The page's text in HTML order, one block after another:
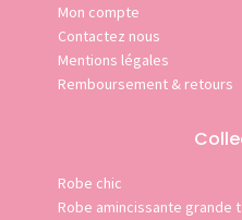
Mon compte
Contactez nous
Mentions légales
Remboursement & retours
Robe chic
Robe amincissante grande